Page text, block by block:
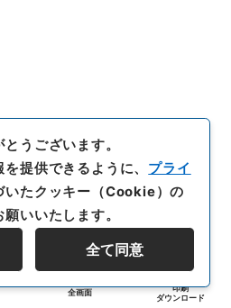
全画面
印刷
ダウンロード
うございます。
提供できるように、 プライ
いたクッキー（Cookie）の
いいたします。
全て同意